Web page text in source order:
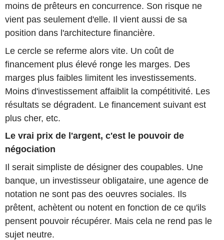
moins de prêteurs en concurrence. Son risque ne
vient pas seulement d'elle. Il vient aussi de sa
position dans l'architecture financière.
Le cercle se referme alors vite. Un coût de
financement plus élevé ronge les marges. Des
marges plus faibles limitent les investissements.
Moins d'investissement affaiblit la compétitivité. Les
résultats se dégradent. Le financement suivant est
plus cher, etc.
Le vrai prix de l'argent, c'est le pouvoir de
négociation
Il serait simpliste de désigner des coupables. Une
banque, un investisseur obligataire, une agence de
notation ne sont pas des oeuvres sociales. Ils
prêtent, achètent ou notent en fonction de ce qu'ils
pensent pouvoir récupérer. Mais cela ne rend pas le
sujet neutre.